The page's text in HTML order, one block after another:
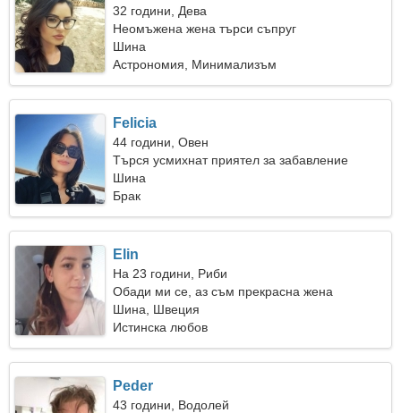
32 години, Дева
Неомъжена жена търси съпруг
Шина
Астрономия, Минимализъм
Felicia
44 години, Овен
Търся усмихнат приятел за забавление
Шина
Брак
Elin
На 23 години, Риби
Обади ми се, аз съм прекрасна жена
Шина, Швеция
Истинска любов
Peder
43 години, Водолей